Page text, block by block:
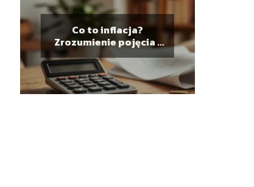
Co to inflacja?
Zrozumienie pojęcia i
jego wpływ na finanse